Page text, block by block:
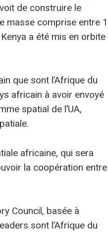
de construire le
masse comprise entre 1
a été mis en orbite
que sont l’Afrique du
africain à avoir envoyé
spatial de l’UA,
africaine, qui sera
la coopération entre
Council, basée à
sont l’Afrique du